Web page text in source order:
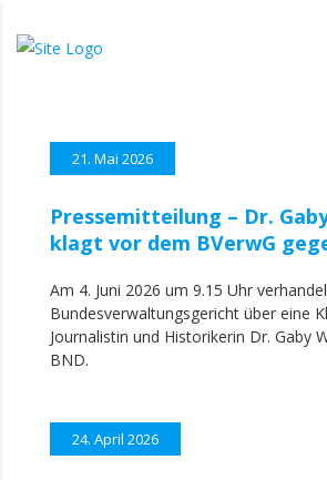
21. Mai 2026
Pressemitteilung – Dr.
klagt vor dem BVerwG
Am 4. Juni 2026 um 9.15 Uhr
Bundesverwaltungsgericht über eine
Journalistin und Historikerin Dr. Gaby
BND.
24. April 2026